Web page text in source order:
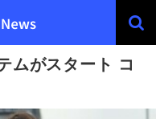
ムがスタート コ